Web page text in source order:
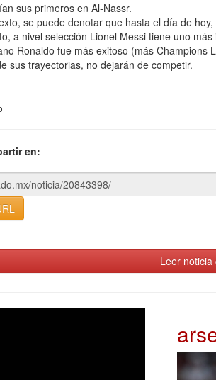
sus primeros en Al-Nassr.
se puede denotar que hasta el día de
a nivel selección Lionel Messi tiene uno
Ronaldo fue más exitoso (más Champions
sus trayectorias, no dejarán de competir.
en:
Leer noticia